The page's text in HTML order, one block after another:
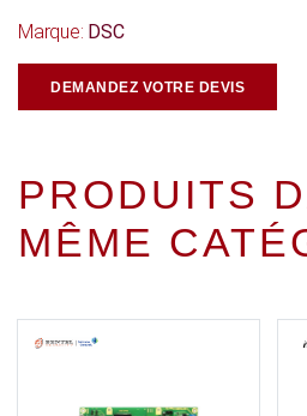
Marque: DSC
DEMANDEZ VOTRE DEVIS
PRODUITS
MÊME